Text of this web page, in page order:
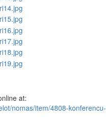
at:
nomas/item/4808-